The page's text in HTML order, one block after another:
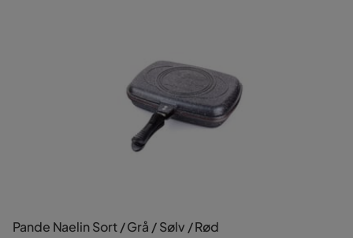
Pande Naelin Sort / Grå / Sølv / Rød